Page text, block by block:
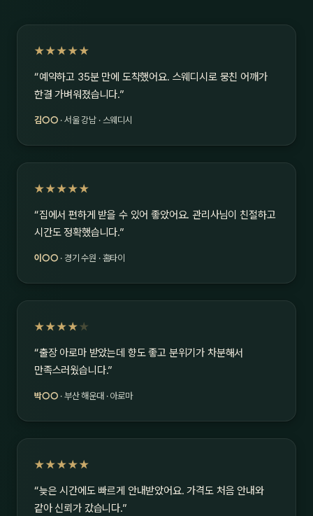
★★★★★
“예약하고 35분 만에 도착했어요. 스웨디시로 뭉친 어깨가
한결 가벼워졌습니다.”
김○○ · 서울 강남 · 스웨디시
★★★★★
“집에서 편하게 받을 수 있어 좋았어요. 관리사님이 친절하고
시간도 정확했습니다.”
이○○ · 경기 수원 · 홈타이
★★★★ ★
“출장 아로마 받았는데 향도 좋고 분위기가 차분해서
만족스러웠습니다.”
박○○ · 부산 해운대 · 아로마
★★★★★
“늦은 시간에도 빠르게 안내받았어요. 가격도 처음 안내와
같아 신뢰가 갔습니다.”